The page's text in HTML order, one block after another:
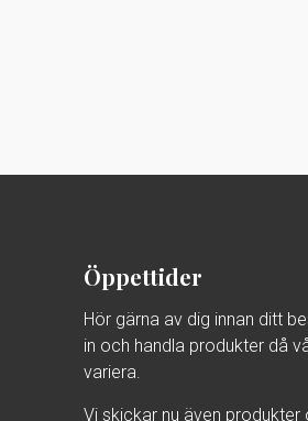
Öppettider
Hör gärna av dig innan ditt
in och handla produkter då
variera.
Vi skickar nu även